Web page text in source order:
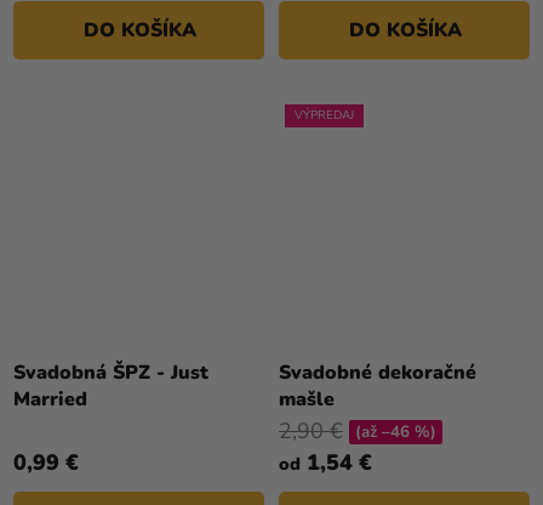
DO KOŠÍKA DO KOŠÍKA
Svadobná ŠPZ - Just
Married
0,99 €
VÝPREDAJ
Svadobné dekoračné
mašle
od 1,54 €
2,90 € (až –46 %)